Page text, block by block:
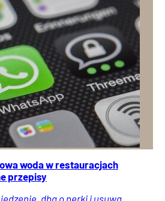
woda w restauracjach
przepisy
dba o nerki i usuwa